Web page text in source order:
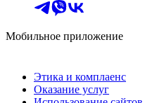
Мобильное приложение
Этика и комплаенс
Оказание услуг